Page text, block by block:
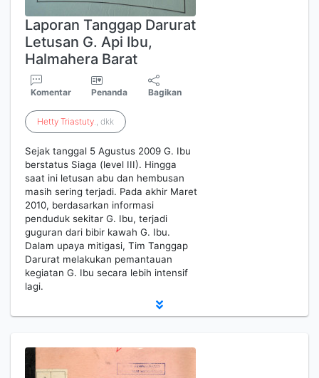
Laporan Tanggap Darurat
Letusan G. Api Ibu,
Halmahera Barat
Komentar Penanda Bagikan
Hetty Triastuty., dkk
Sejak tanggal 5 Agustus 2009 G. Ibu
berstatus Siaga (level III). Hingga
saat ini letusan abu dan hembusan
masih sering terjadi. Pada akhir Maret
2010, berdasarkan informasi
penduduk sekitar G. Ibu, terjadi
guguran dari bibir kawah G. Ibu.
Dalam upaya mitigasi, Tim Tanggap
Darurat melakukan pemantauan
kegiatan G. Ibu secara lebih intensif
lagi.